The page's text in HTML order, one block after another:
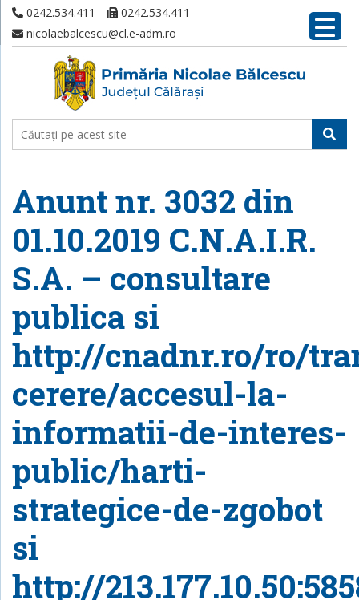
0242.534.411
0242.534.411
nicolaebalcescu@cl.e-adm.ro
Anunt nr. 3032 din
01.10.2019 C.N.A.I.R.
S.A. – consultare
publica si
http://cnadnr.ro/ro/
cerere/accesul-la-
informatii-de-interes-
public/harti-
strategice-de-zgobot
si
http://